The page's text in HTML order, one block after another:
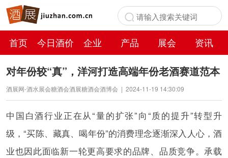
首页 今日酒价 企业 产品 展会
资讯
百科
对年份较“真”，洋河打造高端年份老酒赛道范本
酒展网-酒水展会糖酒会酒展糖酒会酒博会 | 2024-11-19 14:30:09
中国白酒行业正在从“量的扩张”向“质的提升”转型升
级，“买陈、藏真、喝年份”的消费理念逐渐深入人心，酒
业也因此面临新一轮更高要求的品牌、品质竞争。承载